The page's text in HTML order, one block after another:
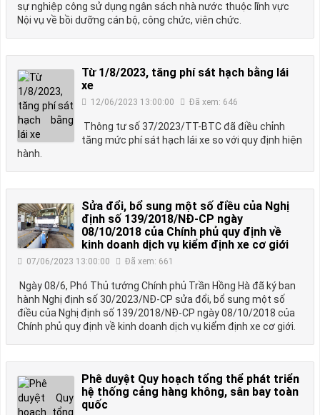
sự nghiệp công sử dụng ngân sách nhà nước thuộc lĩnh vực
Nội vụ về bồi dưỡng cán bộ, công chức, viên chức.
Từ 1/8/2023, tăng phí sát hạch bằng lái
xe
12/06/2023 13:00:00 Đã xem: 646
Thông tư số 37/2023/TT-BTC đã điều chỉnh
tăng mức phí sát hạch lái xe so với quy định hiện
hành.
Sửa đổi, bổ sung một số điều của Nghị
định số 139/2018/NĐ-CP ngày
08/10/2018 của Chính phủ quy định về
kinh doanh dịch vụ kiểm định xe cơ giới
07/06/2023 13:00:00 Đã xem: 661
Ngày 08/6, Phó Thủ tướng Chính phủ Trần Hồng Hà đã ký ban
hành Nghị định số 30/2023/NĐ-CP sửa đổi, bổ sung một số
điều của Nghị định số 139/2018/NĐ-CP ngày 08/10/2018 của
Chính phủ quy định về kinh doanh dịch vụ kiểm định xe cơ giới.
Phê duyệt Quy hoạch tổng thể phát triển
hệ thống cảng hàng không, sân bay toàn
quốc